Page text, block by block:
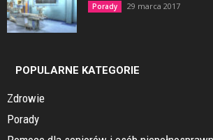
Porady 29 marca 2017
POPULARNE KATEGORIE
Zdrowie
Porady